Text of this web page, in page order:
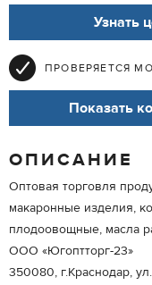
Узнать
ПРОВЕРЯЕТСЯ
Показать
ОПИСАНИЕ
Оптовая торговля
макаронные изделия,
плодоовощные, масла
ООО «Югоптторг-23»
350080, г.Краснодар,